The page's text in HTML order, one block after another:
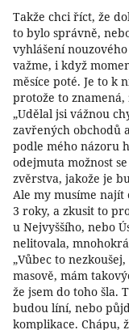
Takže chci říct, že
to bylo správně,
vyhlášení
važme, i když
měsíce poté. Je to k
protože to znamená,
„Udělal jsi vážnou
zavřených obchodů
podle mého názoru
odejmuta možnost
zvěrstva, jakože je
Ale my musíme najít
3 roky, a zkusit to
u Nejvyššího, nebo
nelitovala,
„Vůbec to
masově, mám
že jsem do toho šla.
budou líní, nebo
komplikace. Chápu,